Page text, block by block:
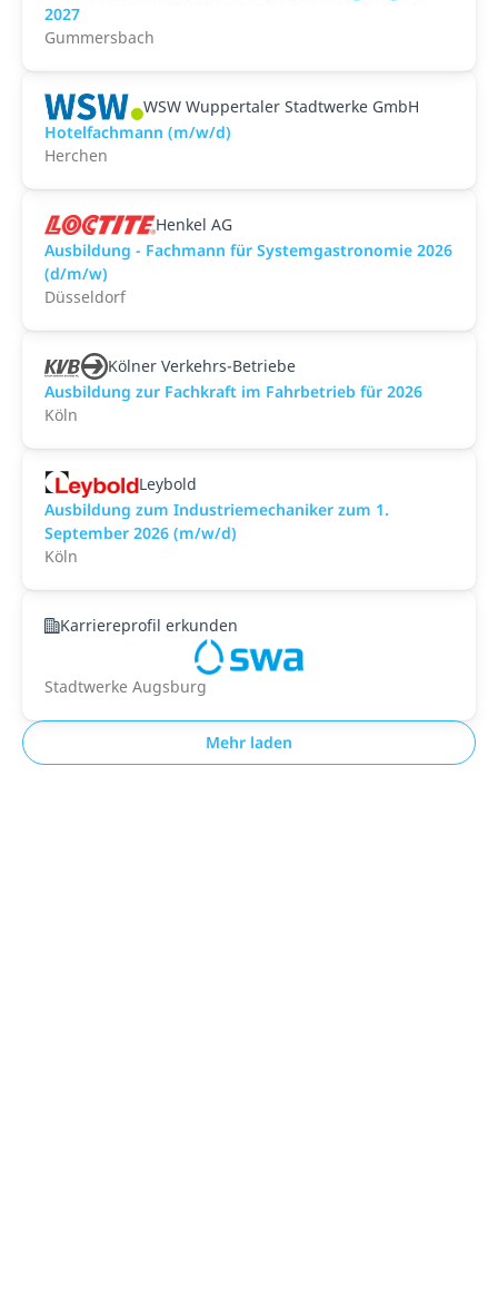
2027
Gummersbach
WSW Wuppertaler Stadtwerke GmbH
Hotelfachmann (m/w/d)
Herchen
Henkel AG
Ausbildung - Fachmann für Systemgastronomie 2026
(d/m/w)
Düsseldorf
Kölner Verkehrs-Betriebe
Ausbildung zur Fachkraft im Fahrbetrieb für 2026
Köln
Leybold
Ausbildung zum Industriemechaniker zum 1.
September 2026 (m/w/d)
Köln
Karriereprofil erkunden
Stadtwerke Augsburg
Mehr laden